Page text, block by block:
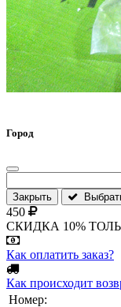
Город
Закрыть
450
СКИДКА 10%
Как оплатить заказ?
Как происходит
Номер: